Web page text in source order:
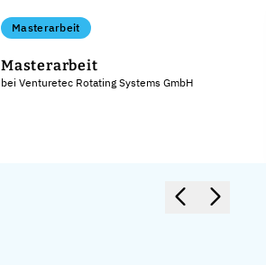
Masterarbeit
Masterarbeit
bei Venturetec Rotating Systems GmbH